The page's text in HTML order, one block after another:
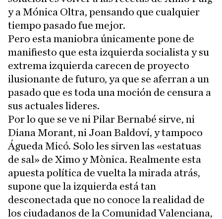
y a Mónica Oltra, pensando que cualquier
tiempo pasado fue mejor.
Pero esta maniobra únicamente pone de
manifiesto que esta izquierda socialista y su
extrema izquierda carecen de proyecto
ilusionante de futuro, ya que se aferran a un
pasado que es toda una moción de censura a
sus actuales lideres.
Por lo que se ve ni Pilar Bernabé sirve, ni
Diana Morant, ni Joan Baldoví, y tampoco
Águeda Micó. Solo les sirven las «estatuas
de sal» de Ximo y Mònica. Realmente esta
apuesta política de vuelta la mirada atrás,
supone que la izquierda está tan
desconectada que no conoce la realidad de
los ciudadanos de la Comunidad Valenciana,